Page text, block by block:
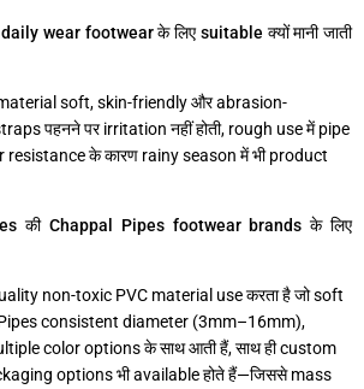
wear footwear के लिए suitable क्यों मानी जाती
soft, skin-friendly और abrasion-
पहनने पर irritation नहीं होती, rough use में pipe
resistance के कारण rainy season में भी product
की Chappal Pipes footwear brands के लिए
non-toxic PVC material use करता है जो soft
Pipes consistent diameter (3mm–16mm),
color options के साथ आती हैं, साथ ही custom
options भी available होते हैं—जिससे mass